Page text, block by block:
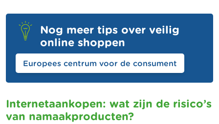
Nog meer tips over veilig
online shoppen
Europees centrum voor de consument
Internetaankopen: wat zijn de risico’s
van namaakproducten?